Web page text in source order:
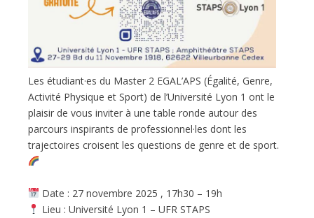
Les étudiant·es du Master 2 EGAL’APS (Égalité, Genre,
Activité Physique et Sport) de l’Université Lyon 1 ont le
plaisir de vous inviter à une table ronde autour des
parcours inspirants de professionnel·les dont les
trajectoires croisent les questions de genre et de sport.
Date : 27 novembre 2025 , 17h30 – 19h
Lieu : Université Lyon 1 – UFR STAPS